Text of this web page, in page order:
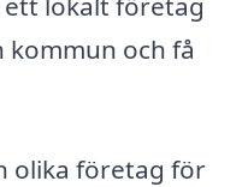
kommun och få
olika företag för